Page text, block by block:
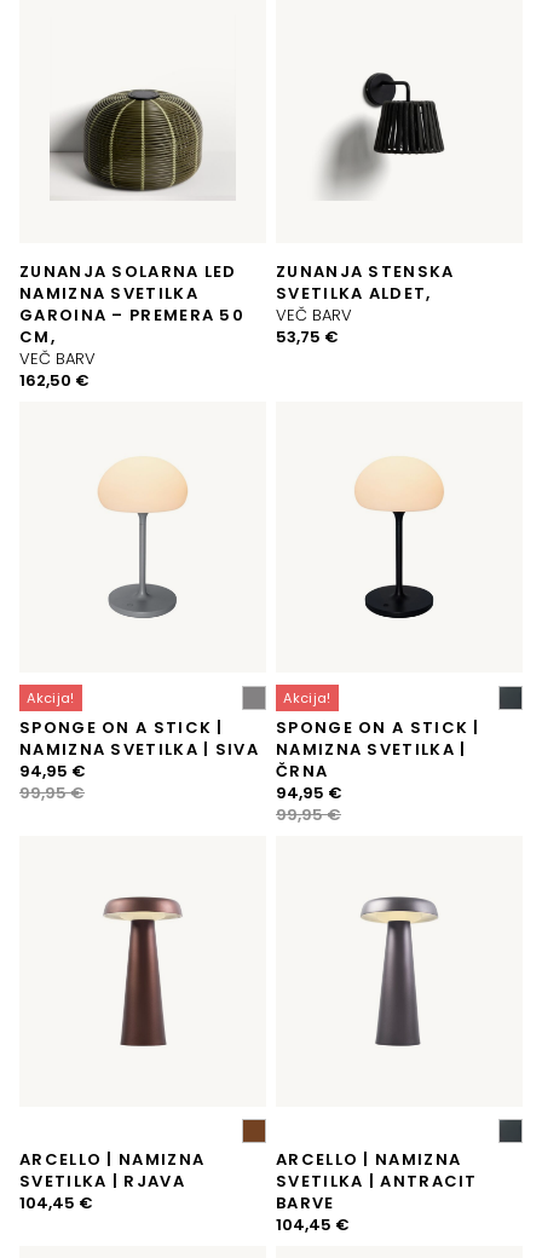
ZUNANJA SOLARNA LED
NAMIZNA SVETILKA
GAROINA – PREMERA 50
CM,
VEČ BARV
162,50 €
ZUNANJA STENSKA
SVETILKA ALDET,
VEČ BARV
53,75 €
Akcija!
SPONGE ON A STICK |
NAMIZNA SVETILKA | SIVA
99,95€
Izvirna
cena
94,95 €
Trenutna
cena
Akcija!
SPONGE ON A STICK |
NAMIZNA SVETILKA |
ČRNA
99,95€
Izvirna
cena
94,95 €
Trenutna
cena
ARCELLO | NAMIZNA
SVETILKA | RJAVA
104,45 €
ARCELLO | NAMIZNA
SVETILKA | ANTRACIT
BARVE
104,45 €